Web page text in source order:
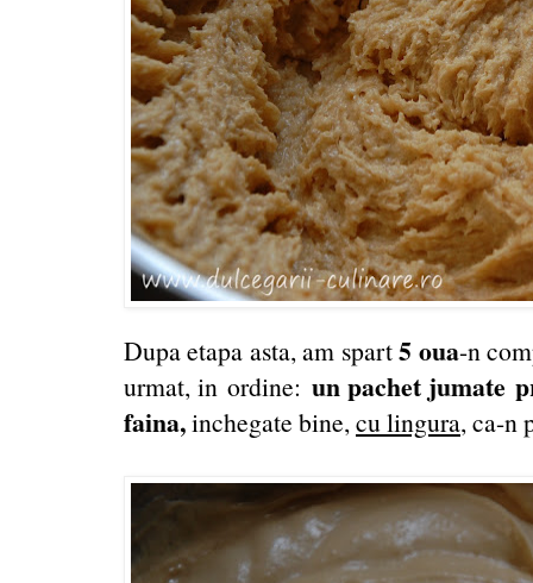
Dupa etapa asta, am spart5 oua-n
urmat, in ordine: un pachet jumate
faina,inchegate bine, cu lingura, ca-n